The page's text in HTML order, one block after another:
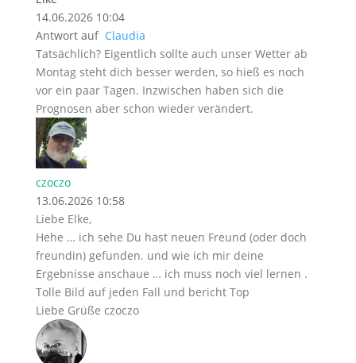
14.06.2026 10:04
Antwort auf Claudia
Tatsächlich? Eigentlich sollte auch unser Wetter ab
Montag steht dich besser werden, so hieß es noch
vor ein paar Tagen. Inzwischen haben sich die
Prognosen aber schon wieder verändert.
czoczo
13.06.2026 10:58
Liebe Elke,
Hehe … ich sehe Du hast neuen Freund (oder doch
freundin) gefunden. und wie ich mir deine
Ergebnisse anschaue … ich muss noch viel lernen .
Tolle Bild auf jeden Fall und bericht Top
Liebe Grüße czoczo